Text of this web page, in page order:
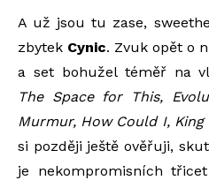
A už jsou tu zase,
zbytek Cynic. Zvuk opět o
a set bohužel téměř na
The Space for This,
Murmur, How Could I,
si později ještě ověřuji,
je nekompromisních